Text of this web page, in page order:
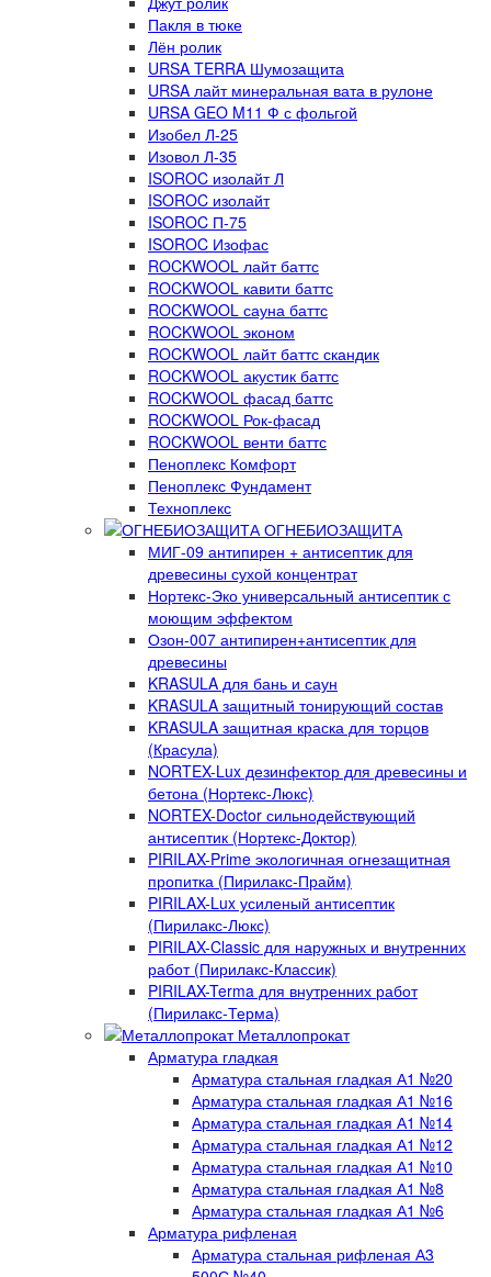
Пакля в тюке
Лён ролик
URSA TERRA Шумозащита
URSA лайт минеральная вата в рулоне
URSA GEO M11 Ф с фольгой
Изобел Л-25
Изовол Л-35
ISOROC изолайт Л
ISOROC изолайт
ISOROC П-75
ISOROC Изофас
ROCKWOOL лайт баттс
ROCKWOOL кавити баттс
ROCKWOOL сауна баттс
ROCKWOOL эконом
ROCKWOOL лайт баттс скандик
ROCKWOOL акустик баттс
ROCKWOOL фасад баттс
ROCKWOOL Рок-фасад
ROCKWOOL венти баттс
Пеноплекс Комфорт
Пеноплекс Фундамент
Техноплекс
ОГНЕБИОЗАЩИТА
МИГ-09 антипирен + антисептик для
древесины сухой концентрат
Нортекс-Эко универсальный антисептик с
моющим эффектом
Озон-007 антипирен+антисептик для
древесины
KRASULA для бань и саун
KRASULA защитный тонирующий состав
KRASULA защитная краска для торцов
(Красула)
NORTEX-Lux дезинфектор для древесины и
бетона (Нортекс-Люкс)
NORTEX-Doctor сильнодействующий
антисептик (Нортекс-Доктор)
PIRILAX-Prime экологичная огнезащитная
пропитка (Пирилакс-Прайм)
PIRILAX-Lux усиленый антисептик
(Пирилакс-Люкс)
PIRILAX-Classic для наружных и внутренних
работ (Пирилакс-Классик)
PIRILAX-Terma для внутренних работ
(Пирилакс-Терма)
Металлопрокат
Арматура гладкая
Арматура стальная гладкая А1 №20
Арматура стальная гладкая А1 №16
Арматура стальная гладкая А1 №14
Арматура стальная гладкая А1 №12
Арматура стальная гладкая А1 №10
Арматура стальная гладкая А1 №8
Арматура стальная гладкая А1 №6
Арматура рифленая
Арматура стальная рифленая А3